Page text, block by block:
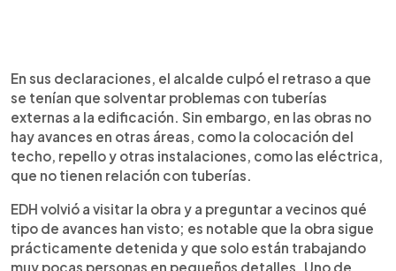
En sus declaraciones, el alcalde culpó el retraso a que
se tenían que solventar problemas con tuberías
externas a la edificación. Sin embargo, en las obras no
hay avances en otras áreas, como la colocación del
techo, repello y otras instalaciones, como las eléctrica,
que no tienen relación con tuberías.
EDH volvió a visitar la obra y a preguntar a vecinos qué
tipo de avances han visto; es notable que la obra sigue
prácticamente detenida y que solo están trabajando
muy pocas personas en pequeños detalles. Uno de